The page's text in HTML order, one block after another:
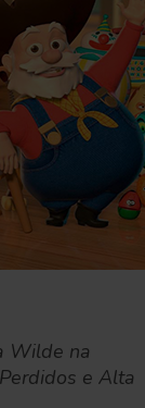
Wilde na
e Alta